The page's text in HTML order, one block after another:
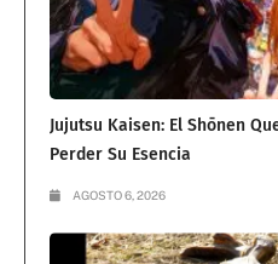
Jujutsu Kaisen: El Shōnen
Perder Su Esencia
AGOSTO 6, 2026